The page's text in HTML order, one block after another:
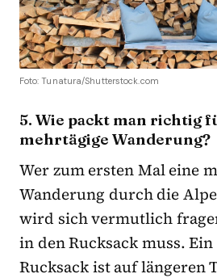
Foto: Tunatura/Shutterstock.com
5. Wie packt man richtig
mehrtägige Wanderung?
Wer zum ersten Mal eine
Wanderung durch die
wird sich vermutlich
in den Rucksack muss.
Rucksack ist auf längeren